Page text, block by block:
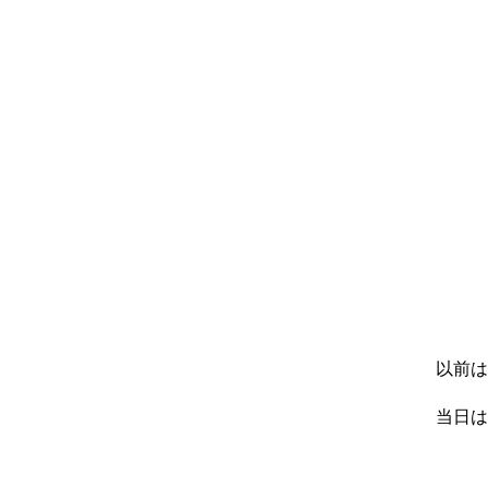
以前
当日